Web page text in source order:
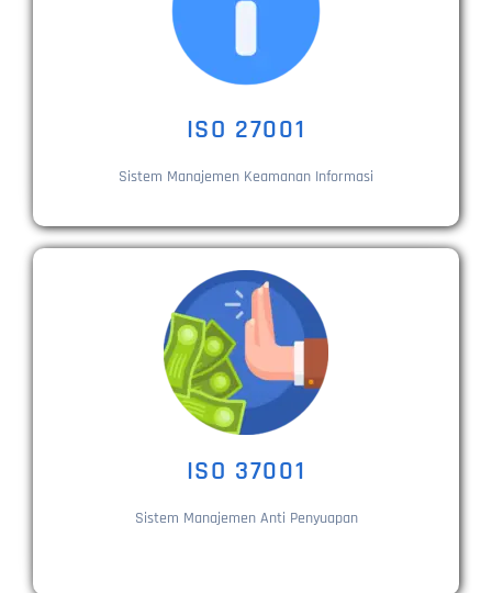
ISO 27001
Sistem Manajemen Keamanan Informasi
ISO 37001
Sistem Manajemen Anti Penyuapan